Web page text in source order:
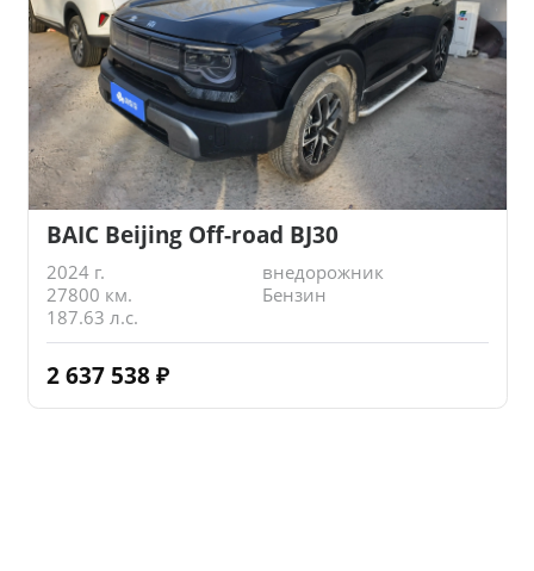
BAIC Beijing Off-road BJ30
2024 г.
внедорожник
27800 км.
Бензин
187.63 л.с.
2 637 538 ₽